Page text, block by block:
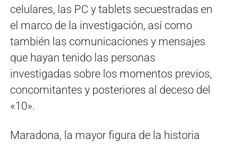
celulares, las PC y tablets secuestradas en
el marco de la investigación, así como
también las comunicaciones y mensajes
que hayan tenido las personas
investigadas sobre los momentos previos,
concomitantes y posteriores al deceso del
«10».
Maradona, la mayor figura de la historia